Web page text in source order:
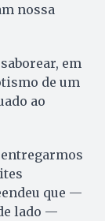
nossa
em
de um
ao
que —
lado —